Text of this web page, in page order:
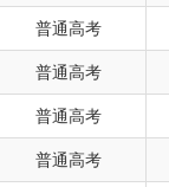
普通高考
普通高考
普通高考
普通高考